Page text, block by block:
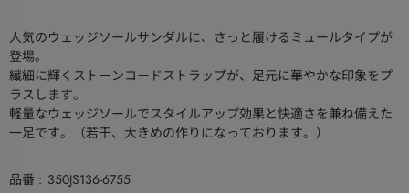
人気のウェッジソールサンダルに、さっと履けるミュールタイプが
登場。
繊細に輝くストーンコードストラップが、足元に華やかな印象をプ
ラスします。
軽量なウェッジソールでスタイルアップ効果と快適さを兼ね備えた
一足です。（若干、大きめの作りになっております。）
品番
350JS136-6755